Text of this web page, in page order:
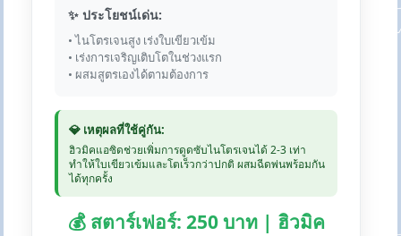
✨ ประโยชน์เด่น:
• ไนโตรเจนสูง เร่งใบเขียวเข้ม
• เร่งการเจริญเติบโตในช่วงแรก
• ผสมสูตรเองได้ตามต้องการ
💎 เหตุผลที่ใช้คู่กัน:
ฮิวมิคแอซิดช่วยเพิ่มการดูดซับไนโตรเจนได้ 2-3 เท่า
ทำให้ใบเขียวเข้มและโตเร็วกว่าปกติ ผสมฉีดพ่นพร้อมกัน
ได้ทุกครั้ง
💰 สตาร์เฟอร์: 250 บาท | ฮิวมิค